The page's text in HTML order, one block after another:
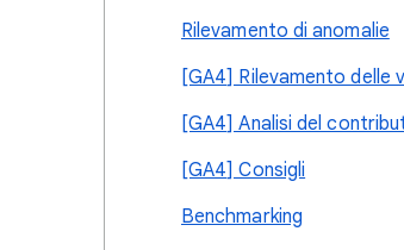
Rilevamento di anomalie
[GA4] Rilevamento delle
[GA4] Analisi del
[GA4] Consigli
Benchmarking